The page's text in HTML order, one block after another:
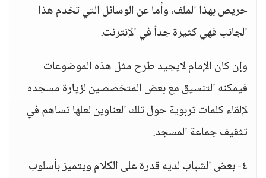
حريص بهذا الملف، وأما عن الوسائل التي تخدم هذا
الجانب فهي كثيرة جداً في الإنترنت.
وإن كان الإمام لايجيد طرح مثل هذه الموضوعات
فيمكنه التنسيق مع بعض المتخصصين لزيارة مسجده
لإلقاء كلمات تربوية حول تلك العناوين لعلها تساهم في
تثقيف جماعة المسجد.
٤- بعض الشباب لديه قدرة على الكلام ويتميز بأسلوب